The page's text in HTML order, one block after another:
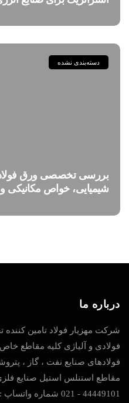
دسته‌بندی نشده
شیمیایی، خواص مکانیکی
درباره ما
شرکت مهزیار فولاد تامین
فولادی و آلیاژی کلیه مقاطع
فولادهای صنایع نفت ، گاز ،
مقاطع استنلس استیل صنایع